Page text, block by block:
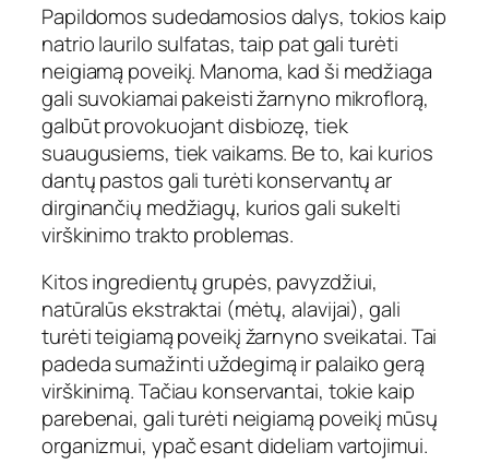
Papildomos sudedamosios dalys, tokios kaip
natrio laurilo sulfatas, taip pat gali turėti
neigiamą poveikį. Manoma, kad ši medžiaga
gali suvokiamai pakeisti žarnyno mikroflorą,
galbūt provokuojant disbiozę, tiek
suaugusiems, tiek vaikams. Be to, kai kurios
dantų pastos gali turėti konservantų ar
dirginančių medžiagų, kurios gali sukelti
virškinimo trakto problemas.
Kitos ingredientų grupės, pavyzdžiui,
natūralūs ekstraktai (mėtų, alavijai), gali
turėti teigiamą poveikį žarnyno sveikatai. Tai
padeda sumažinti uždegimą ir palaiko gerą
virškinimą. Tačiau konservantai, tokie kaip
parebenai, gali turėti neigiamą poveikį mūsų
organizmui, ypač esant dideliam vartojimui.